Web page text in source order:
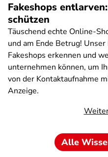
Fakeshops
schützen
Täuschend echte Online-
und am Ende Betrug!
Fakeshops erkennen und
unternehmen können, um
von der Kontaktaufnahme
Anzeige.
Alle